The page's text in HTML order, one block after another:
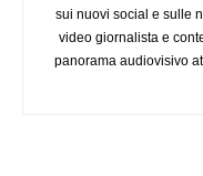
sui nuovi social e sulle
video giornalista e
panorama audiovisivo